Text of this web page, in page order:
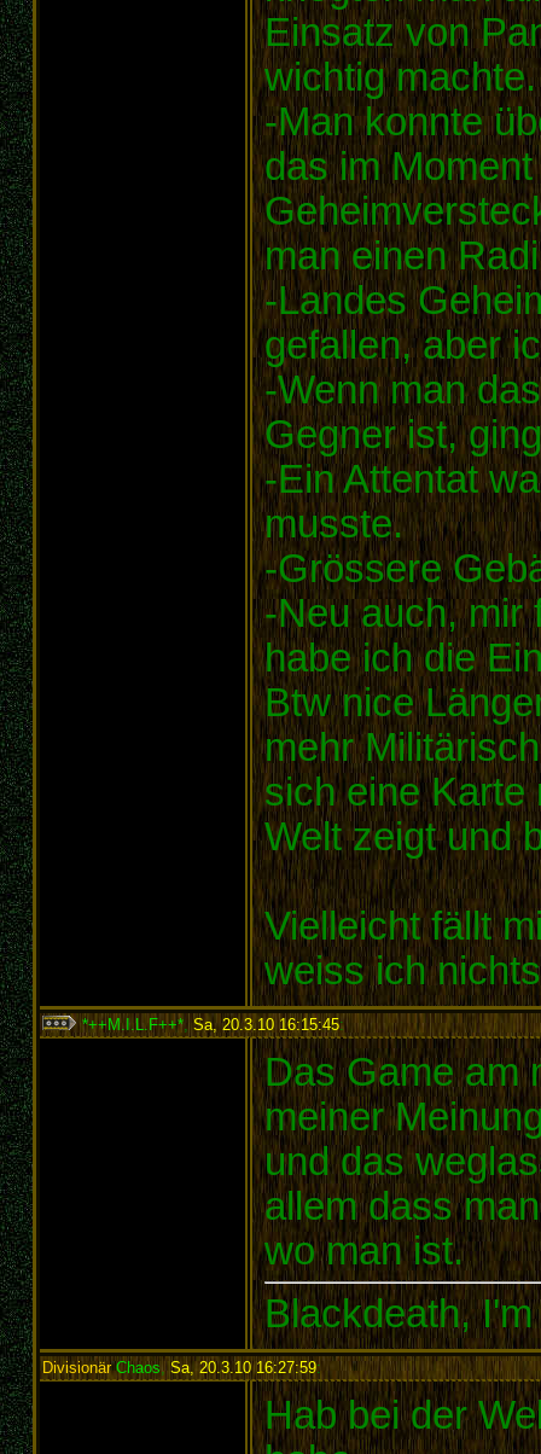
Einsatz von
wichtig machte.
-Man konnte
das im
man einen
-Landes
gefallen, aber
-Wenn man
Gegner ist,
-Ein Attentat
musste.
-Grössere
-Neu auch, mir
habe ich die
Btw nice
mehr
sich eine Karte
Welt zeigt und
Vielleicht fällt
weiss ich
*++M.I.L.F++*, Sa, 20.3.10 16:15:45:
Das Game am
meiner
und das
allem dass
wo man ist.
Blackdeath,
DivisionärChaos , Sa, 20.3.10 16:27:59:
Hab bei der